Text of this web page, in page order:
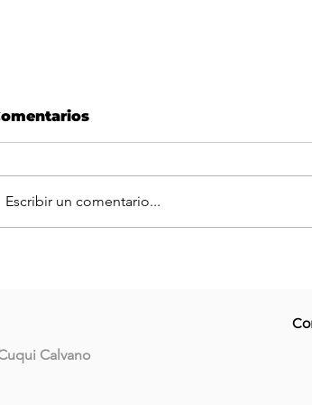
La Coalición Cívica ARI Corrientes
para el ingreso a Derecho de la
Escribir un comentario...
Calvano